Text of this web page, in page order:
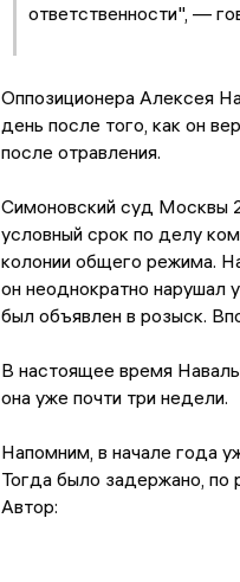
ответственности", —
Оппозиционера Алексея
день после того, как он
после отравления.
Симоновский суд Москвы
условный срок по делу
колонии общего режима.
он неоднократно нарушал
был объявлен в розыск.
В настоящее время
она уже почти три недели.
Напомним, в начале года
Тогда было задержано, по
Автор: